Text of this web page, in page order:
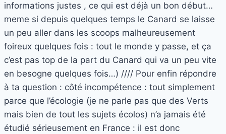
informations justes , ce qui est déjà un bon début…
meme si depuis quelques temps le Canard se laisse
un peu aller dans les scoops malheureusement
foireux quelques fois : tout le monde y passe, et ça
c’est pas top de la part du Canard qui va un peu vite
en besogne quelques fois…) //// Pour enfin répondre
à ta question : côté incompétence : tout simplement
parce que l’écologie (je ne parle pas que des Verts
mais bien de tout les sujets écolos) n’a jamais été
étudié sérieusement en France : il est donc